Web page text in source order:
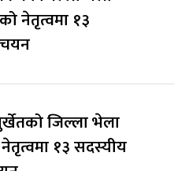
नेतृत्वमा १३
जिल्ला भेला
१३ सदस्यीय